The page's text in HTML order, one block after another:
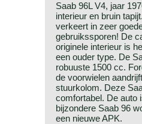
Saab 96L V4, jaar
interieur en bruin
verkeert in zeer
gebruikssporen! De
originele interieur is
een ouder type. De
robuuste 1500 cc.
de voorwielen
stuurkolom. Deze
comfortabel. De auto
bijzondere Saab 96
een nieuwe APK.